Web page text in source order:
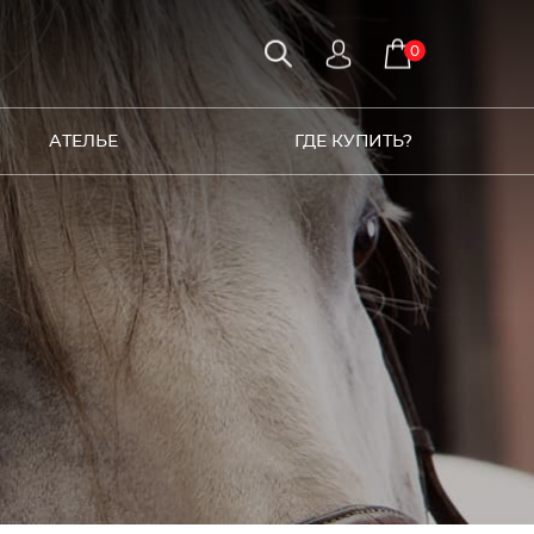
0
АТЕЛЬЕ ГДЕ КУПИТЬ?